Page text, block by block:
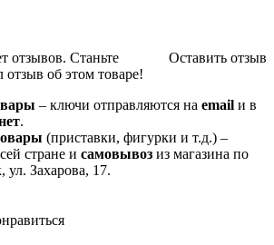
Оставить отзыв
отзывов. Станьте
об этом товаре!
– ключи отправляются на email и в
.
(приставки, фигурки и т.д.) –
стране и самовывоз из магазина по
ул. Захарова, 17.